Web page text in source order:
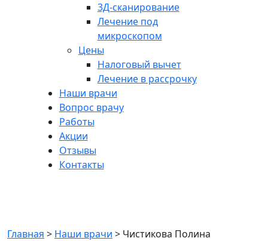
3Д-сканирование
Лечение под
микроскопом
Цены
Налоговый вычет
Лечение в рассрочку
Наши врачи
Вопрос врачу
Работы
Акции
Отзывы
Контакты
Главная > Наши врачи > Чистикова Полина